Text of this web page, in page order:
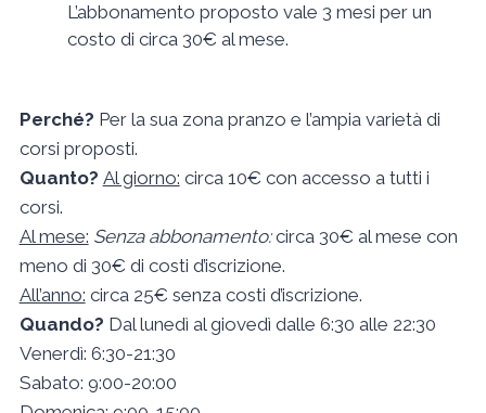
L’abbonamento proposto vale 3 mesi per un
costo di circa 30€ al mese.
Perché? Per la sua zona pranzo e l’ampia varietà di
corsi proposti.
Quanto? Al giorno: circa 10€ con accesso a tutti i
corsi.
Al mese: Senza abbonamento:circa 30€ al mese con
meno di 30€ di costi d’iscrizione.
All’anno: circa 25€ senza costi d’iscrizione.
Quando? Dal lunedì al giovedì dalle 6:30 alle 22:30
Venerdì: 6:30-21:30
Sabato: 9:00-20:00